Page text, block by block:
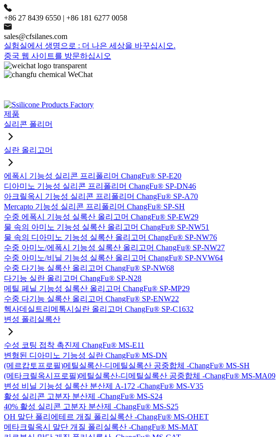
+86 27 8439 6550 | +86 181 6277 0058
sales@cfsilanes.com
실험실에서 생명으로 : 더 나은 세상을 바꾸십시오.
중국 웹 사이트를 방문하십시오
제품
실리콘 폴리머
실란 올리고머
에폭시 기능성 실리콘 프리폴리머 ChangFu® SP-E20
디아미노 기능성 실리콘 프리폴리머 ChangFu® SP-DN46
아크릴옥시 기능성 실리콘 프리폴리머 ChangFu® SP-A70
Mercapto 기능성 실리콘 프리폴리머 ChangFu® SP-SH
수중 에폭시 기능성 실록산 올리고머 ChangFu® SP-EW29
물 속의 아미노 기능성 실록산 올리고머 ChangFu® SP-NW51
물 속의 디아미노 기능성 실록산 올리고머 ChangFu® SP-NW76
수중 아미노/에폭시 기능성 실록산 올리고머 ChangFu® SP-NW27
수중 아미노/비닐 기능성 실록산 올리고머 ChangFu® SP-NVW64
수중 다기능 실록산 올리고머 ChangFu® SP-NW68
다기능 실란 올리고머 ChangFu® SP-N28
메틸 페닐 기능성 실록산 올리고머 ChangFu® SP-MP29
수중 다기능 실록산 올리고머 ChangFu® SP-ENW22
헥사데실트리메톡시실란 올리고머 ChangFu® SP-C1632
변성 폴리실록산
수성 코팅 접착 촉진제 ChangFu® MS-E11
변형된 디아미노 기능성 실란 ChangFu® MS-DN
(메르캅토프로필)메틸실록산-디메틸실록산 공중합체 -ChangFu® MS-SH
(메타크릴옥시프로필)메틸실록산-디메틸실록산 공중합체 -ChangFu® MS-MA09
변성 비닐 기능성 실록산 분산제 A-172 -ChangFu® MS-V35
활성 실리콘 고분자 분산제 -ChangFu® MS-S24
40% 활성 실리콘 고분자 분산제 -ChangFu® MS-S25
OH 말단 폴리에테르 개질 폴리실록산 -ChangFu® MS-OHET
메타크릴옥시 말단 개질 폴리실록산 -ChangFu® MS-MAT